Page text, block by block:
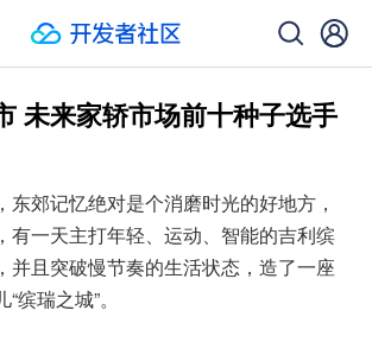
未来家轿市场前十种子选手
东郊记忆绝对是个消磨时光的好地方，
有一天主打年轻、运动、智能的吉利缤
并且突破慢节奏的生活状态，造了一座
缤瑞之城”。